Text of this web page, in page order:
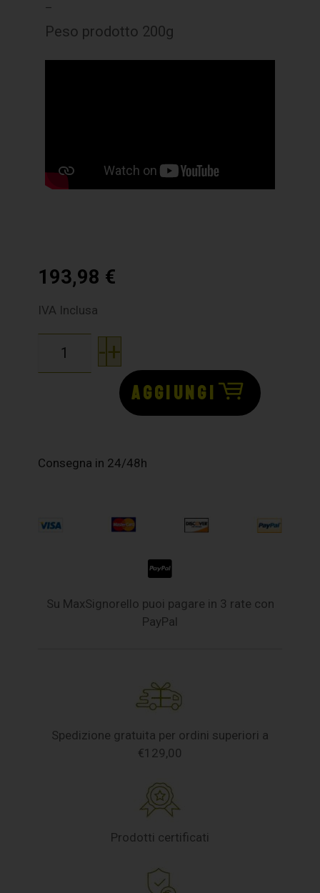
–
Peso prodotto 200g
193,98 €
IVA Inclusa
-+
AGGIUNGI
Consegna in 24/48h
Su MaxSignorello puoi pagare in 3 rate con
PayPal
Spedizione gratuita per ordini superiori a
€129,00
Prodotti certificati